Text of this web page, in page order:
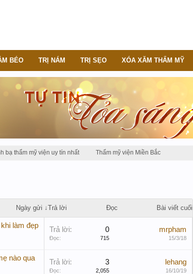
bạ thẩm mỹ viện uy tín nhất Thẩm mỹ viện Miền Bắc
Ngày gửi ↓Trả lời Đọc Bài viết cuối
làm đẹp
Trả lời: 0
Đọc: 715
mrpham
15/3/18
nào qua
Trả lời: 3
Đọc: 2,055
lehang
16/10/19
BÉO TRỊ NÁM TRỊ SẸO XÓA XĂM THẨM MỸ